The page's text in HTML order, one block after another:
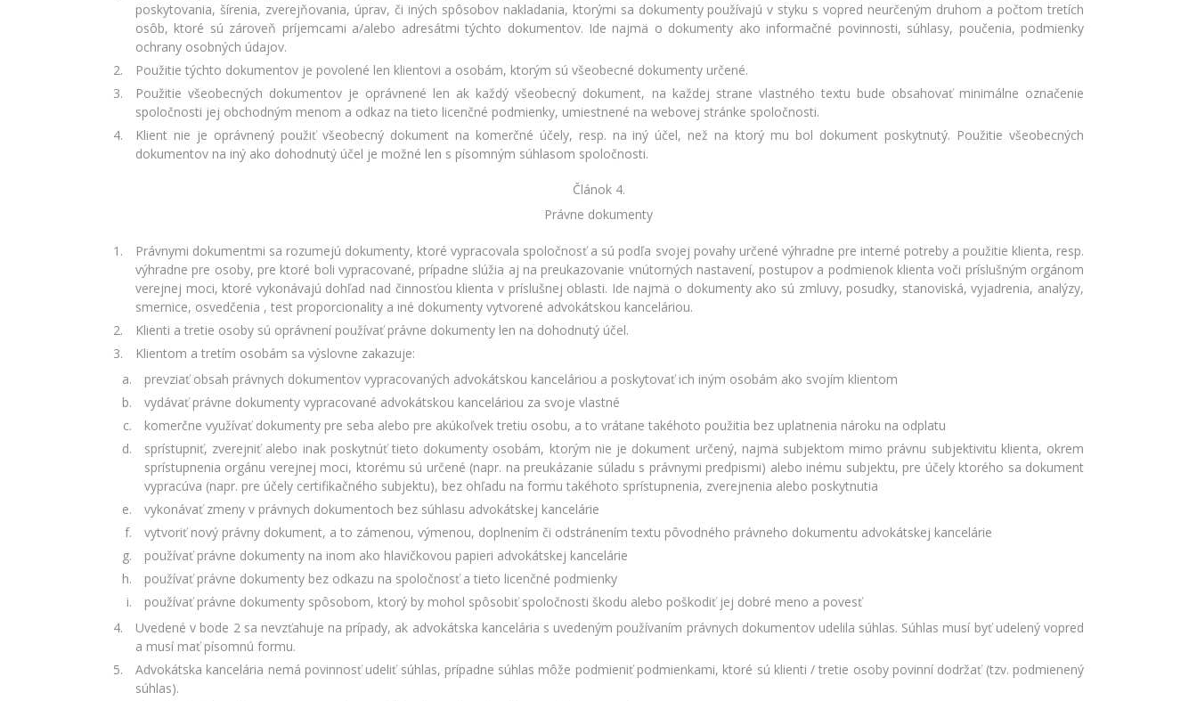
poskytovania, šírenia, zverejňovania, úprav, či iných spôsobov nakladania, ktorými sa dokumenty používajú v styku s vopred neurčeným druhom a počtom tretích
osôb, ktoré sú zároveň príjemcami a/alebo adresátmi týchto dokumentov. Ide najmä o dokumenty ako informačné povinnosti, súhlasy, poučenia, podmienky
ochrany osobných údajov.
Použitie týchto dokumentov je povolené len klientovi a osobám, ktorým sú všeobecné dokumenty určené.
Použitie všeobecných dokumentov je oprávnené len ak každý všeobecný dokument, na každej strane vlastného textu bude obsahovať minimálne označenie
spoločnosti jej obchodným menom a odkaz na tieto licenčné podmienky, umiestnené na webovej stránke spoločnosti.
Klient nie je oprávnený použiť všeobecný dokument na komerčné účely, resp. na iný účel, než na ktorý mu bol dokument poskytnutý. Použitie všeobecných
dokumentov na iný ako dohodnutý účel je možné len s písomným súhlasom spoločnosti.
Článok 4.
Právne dokumenty
Právnymi dokumentmi sa rozumejú dokumenty, ktoré vypracovala spoločnosť a sú podľa svojej povahy určené výhradne pre interné potreby a použitie klienta, resp.
výhradne pre osoby, pre ktoré boli vypracované, prípadne slúžia aj na preukazovanie vnútorných nastavení, postupov a podmienok klienta voči príslušným orgánom
verejnej moci, ktoré vykonávajú dohľad nad činnosťou klienta v príslušnej oblasti. Ide najmä o dokumenty ako sú zmluvy, posudky, stanoviská, vyjadrenia, analýzy,
smernice, osvedčenia , test proporcionality a iné dokumenty vytvorené advokátskou kanceláriou.
Klienti a tretie osoby sú oprávnení používať právne dokumenty len na dohodnutý účel.
Klientom a tretím osobám sa výslovne zakazuje:
prevziať obsah právnych dokumentov vypracovaných advokátskou kanceláriou a poskytovať ich iným osobám ako svojím klientom
vydávať právne dokumenty vypracované advokátskou kanceláriou za svoje vlastné
komerčne využívať dokumenty pre seba alebo pre akúkoľvek tretiu osobu, a to vrátane takéhoto použitia bez uplatnenia nároku na odplatu
sprístupniť, zverejniť alebo inak poskytnúť tieto dokumenty osobám, ktorým nie je dokument určený, najmä subjektom mimo právnu subjektivitu klienta, okrem
sprístupnenia orgánu verejnej moci, ktorému sú určené (napr. na preukázanie súladu s právnymi predpismi) alebo inému subjektu, pre účely ktorého sa dokument
vypracúva (napr. pre účely certifikačného subjektu), bez ohľadu na formu takéhoto sprístupnenia, zverejnenia alebo poskytnutia
vykonávať zmeny v právnych dokumentoch bez súhlasu advokátskej kancelárie
vytvoriť nový právny dokument, a to zámenou, výmenou, doplnením či odstránením textu pôvodného právneho dokumentu advokátskej kancelárie
používať právne dokumenty na inom ako hlavičkovou papieri advokátskej kancelárie
používať právne dokumenty bez odkazu na spoločnosť a tieto licenčné podmienky
používať právne dokumenty spôsobom, ktorý by mohol spôsobiť spoločnosti škodu alebo poškodiť jej dobré meno a povesť
Uvedené v bode 2 sa nevzťahuje na prípady, ak advokátska kancelária s uvedeným používaním právnych dokumentov udelila súhlas. Súhlas musí byť udelený vopred
a musí mať písomnú formu.
Advokátska kancelária nemá povinnosť udeliť súhlas, prípadne súhlas môže podmieniť podmienkami, ktoré sú klienti / tretie osoby povinní dodržať (tzv. podmienený
súhlas).